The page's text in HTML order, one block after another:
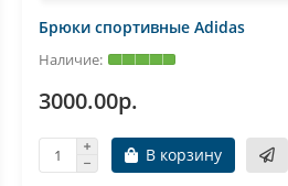
Брюки спортивные Adidas
3000.00р.
В корзину